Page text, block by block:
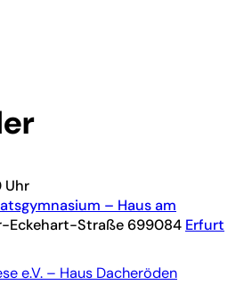
Uhr
– Haus am
Eckehart-Straße 699084 Erfurt
e.V. – Haus Dacheröden